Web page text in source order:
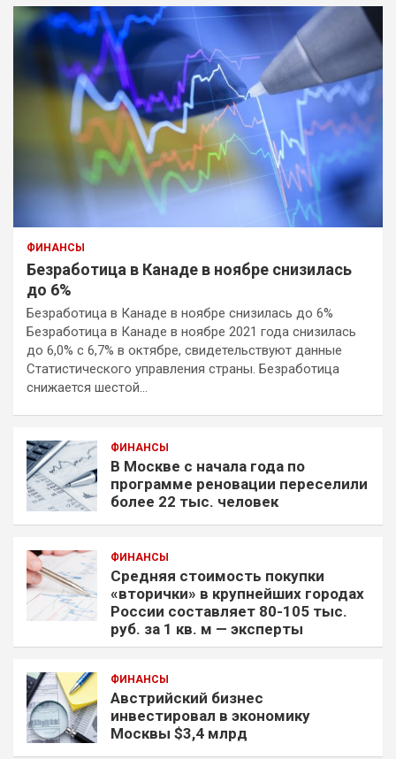
ФИНАНСЫ
Безработица в Канаде в ноябре снизилась
до 6%
Безработица в Канаде в ноябре снизилась до 6%
Безработица в Канаде в ноябре 2021 года снизилась
до 6,0% с 6,7% в октябре, свидетельствуют данные
Статистического управления страны. Безработица
снижается шестой…
ФИНАНСЫ
В Москве с начала года по
программе реновации переселили
более 22 тыс. человек
ФИНАНСЫ
Средняя стоимость покупки
«вторички» в крупнейших городах
России составляет 80-105 тыс.
руб. за 1 кв. м — эксперты
ФИНАНСЫ
Австрийский бизнес
инвестировал в экономику
Москвы $3,4 млрд